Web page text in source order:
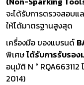
จะได้รับการตรวจสอบ
ให้ได้มาตรฐานสูงสุด
เครื่องมือ ของแบรนด์
พิเศษได้รับการรับรอง
อนุมัติ N °
2014)